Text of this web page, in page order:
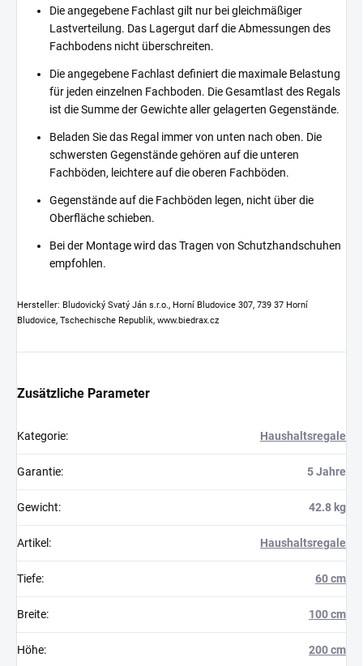
Die angegebene Fachlast gilt nur bei gleichmäßiger
Lastverteilung. Das Lagergut darf die Abmessungen des
Fachbodens nicht überschreiten.
Die angegebene Fachlast definiert die maximale Belastung
für jeden einzelnen Fachboden. Die Gesamtlast des Regals
ist die Summe der Gewichte aller gelagerten Gegenstände.
Beladen Sie das Regal immer von unten nach oben. Die
schwersten Gegenstände gehören auf die unteren
Fachböden, leichtere auf die oberen Fachböden.
Gegenstände auf die Fachböden legen, nicht über die
Oberfläche schieben.
Bei der Montage wird das Tragen von Schutzhandschuhen
empfohlen.
Hersteller: Bludovický Svatý Ján s.r.o., Horní Bludovice 307, 739 37 Horní
Bludovice, Tschechische Republik, www.biedrax.cz
Zusätzliche Parameter
Kategorie: Haushaltsregale
Garantie: 5 Jahre
Gewicht: 42.8 kg
Artikel : Haushaltsregale
Tiefe: 60 cm
Breite: 100 cm
Höhe: 200 cm